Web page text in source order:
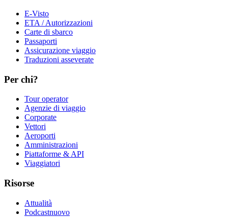
E-Visto
ETA / Autorizzazioni
Carte di sbarco
Passaporti
Assicurazione viaggio
Traduzioni asseverate
Per chi?
Tour operator
Agenzie di viaggio
Corporate
Vettori
Aeroporti
Amministrazioni
Piattaforme & API
Viaggiatori
Risorse
Attualità
Podcastnuovo